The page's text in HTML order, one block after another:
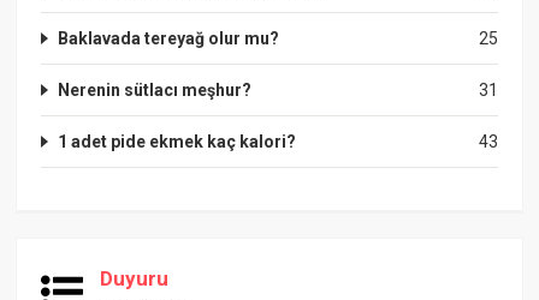
25
Baklavada tereyağ olur mu?
31
Nerenin sütlacı meşhur?
43
1 adet pide ekmek kaç kalori?
Duyuru